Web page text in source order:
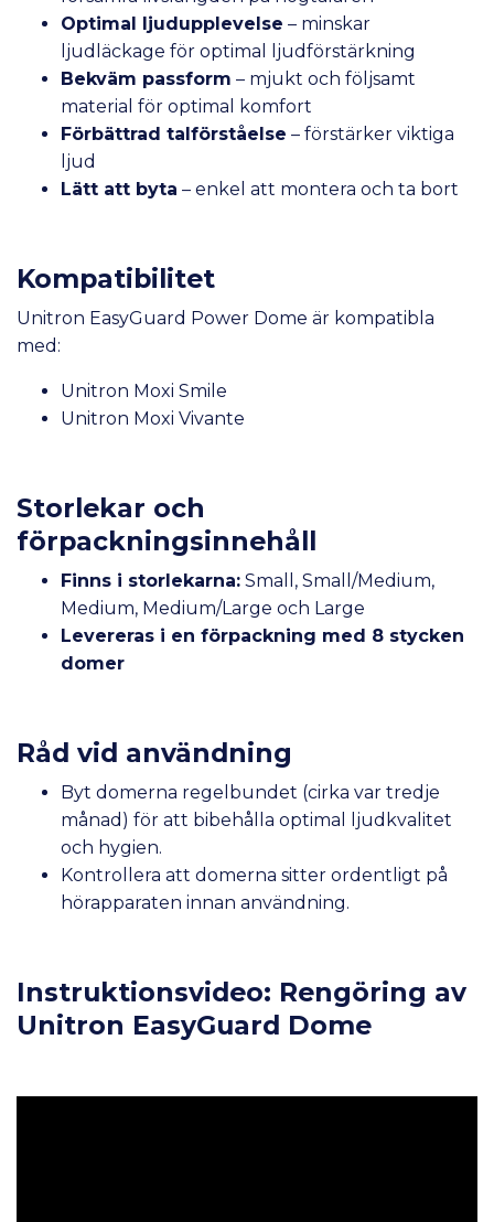
Optimal ljudupplevelse – minskar
ljudläckage för optimal ljudförstärkning
Bekväm passform – mjukt och följsamt
material för optimal komfort
Förbättrad talförståelse – förstärker viktiga
ljud
Lätt att byta – enkel att montera och ta bort
Kompatibilitet
Unitron EasyGuard Power Dome är kompatibla
med:
Unitron Moxi Smile
Unitron Moxi Vivante
Storlekar och
förpackningsinnehåll
Finns i storlekarna: Small, Small/Medium,
Medium, Medium/Large och Large
Levereras i en förpackning med 8 stycken
domer
Råd vid användning
Byt domerna regelbundet (cirka var tredje
månad) för att bibehålla optimal ljudkvalitet
och hygien.
Kontrollera att domerna sitter ordentligt på
hörapparaten innan användning.
Instruktionsvideo: Rengöring av
Unitron EasyGuard Dome